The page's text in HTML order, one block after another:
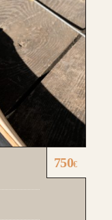
750€